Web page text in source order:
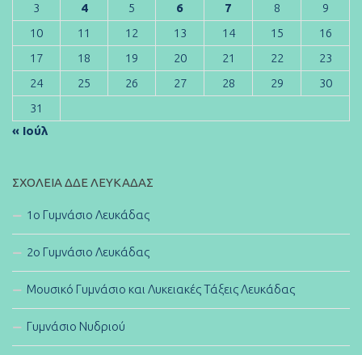
3
4 5 6 7 8
9
10
11 12 13 14 15
16
17
18 19 20 21 22
23
24
25 26 27 28 29
30
31
« Ιούλ
ΣΧΟΛΕΊΑ ΔΔΕ ΛΕΥΚΆΔΑΣ
1ο Γυμνάσιο Λευκάδας
2ο Γυμνάσιο Λευκάδας
Μουσικό Γυμνάσιο και Λυκειακές Τάξεις Λευκάδας
Γυμνάσιο Νυδριού